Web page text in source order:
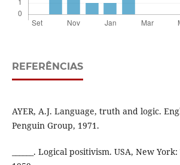
REFERÊNCIAS
AYER, A.J. Language, truth and logic.
Penguin Group, 1971.
______. Logical positivism. USA, New